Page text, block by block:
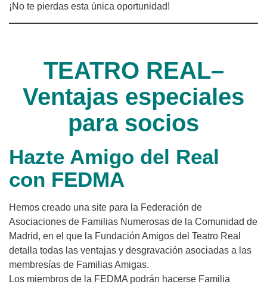
¡No te pierdas esta única oportunidad!
TEATRO REAL–
Ventajas especiales
para socios
Hazte Amigo del Real
con FEDMA
Hemos creado una site para la Federación de
Asociaciones de Familias Numerosas de la Comunidad de
Madrid, en el que la Fundación Amigos del Teatro Real
detalla todas las ventajas y desgravación asociadas a las
membresías de Familias Amigas.
Los miembros de la FEDMA podrán hacerse Familia